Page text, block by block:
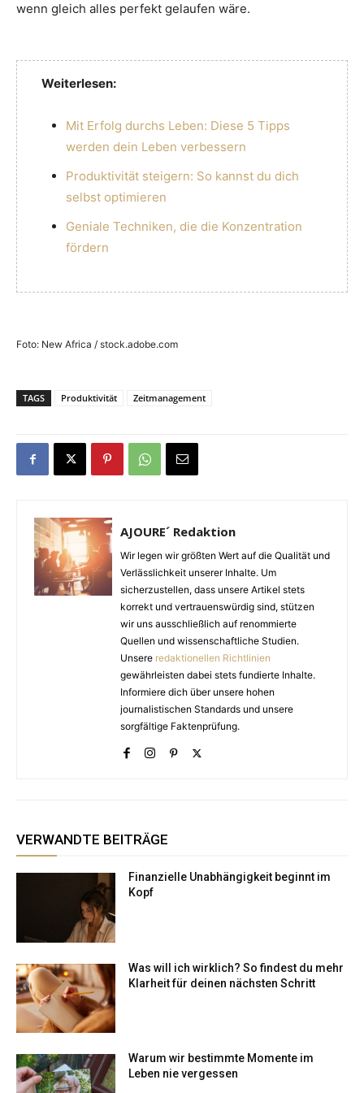
wenn gleich alles perfekt gelaufen wäre.
Weiterlesen:
Mit Erfolg durchs Leben: Diese 5 Tipps
werden dein Leben verbessern
Produktivität steigern: So kannst du dich
selbst optimieren
Geniale Techniken, die die Konzentration
fördern
Foto: New Africa / stock.adobe.com
TAGS Produktivität Zeitmanagement
AJOURE´ Redaktion
Wir legen wir größten Wert auf die Qualität und
Verlässlichkeit unserer Inhalte. Um
sicherzustellen, dass unsere Artikel stets
korrekt und vertrauenswürdig sind, stützen
wir uns ausschließlich auf renommierte
Quellen und wissenschaftliche Studien.
Unsere redaktionellen Richtlinien
gewährleisten dabei stets fundierte Inhalte.
Informiere dich über unsere hohen
journalistischen Standards und unsere
sorgfältige Faktenprüfung.
VERWANDTE BEITRÄGE
Finanzielle Unabhängigkeit beginnt im
Kopf
Was will ich wirklich? So findest du mehr
Klarheit für deinen nächsten Schritt
Warum wir bestimmte Momente im
Leben nie vergessen